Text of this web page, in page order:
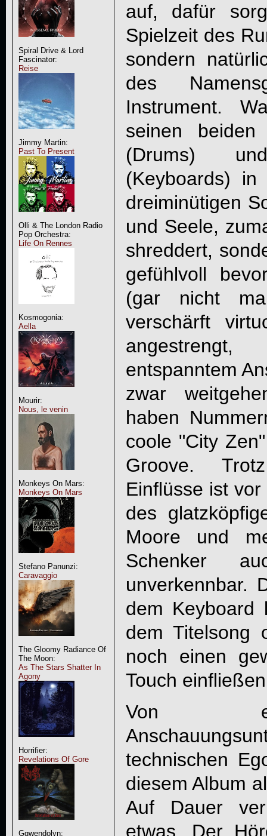
Spiral Drive & Lord
Fascinator:
Reise
Jimmy Martin:
Past To Present
Olli & The London Radio
Pop Orchestra:
Life On Rennes
Kosmogonia:
Aella
Mourir:
Nous, le venin
Monkeys On Mars:
Monkeys On Mars
Stefano Panunzi:
Caravaggio
The Gloomy Radiance Of
The Moon:
As The Stars Shatter In
Agony
Horrifier:
Revelations Of Gore
Ggwendolyn:
auf, dafür
Spielzeit des
sondern
des
Instrument.
seinen
(Drums)
(Keyboards)
dreiminütigen
und Seele,
shreddert,
gefühlvoll
(gar nicht
verschärft
entspanntem
zwar
haben
coole "City
Groove.
Einflüsse ist
des
Moore und
Schenker
unverkennbar.
dem Keyboard
dem Titelsong
noch einen
Touch
Von
technischen
diesem Album
Auf Dauer
etwas. Der